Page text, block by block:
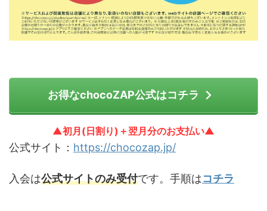
お得なchocoZAP公式はコチラ
▲初月(日割り)＋翌月分のお支払い▲
公式サイト： https://chocozap.jp/
入会は公式サイトのみ受付です。手順はコチラ